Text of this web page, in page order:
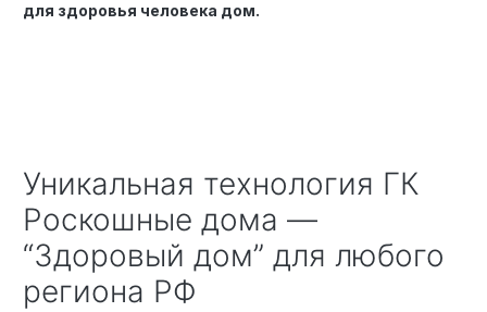
для здоровья человека дом.
Уникальная технология ГК
Роскошные дома —
“Здоровый дом” для любого
региона РФ